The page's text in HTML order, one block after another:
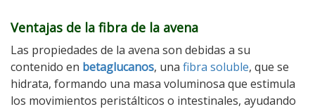
Ventajas de la fibra de la avena
Las propiedades de la avena son debidas a su
contenido en betaglucanos, una fibra soluble, que se
hidrata, formando una masa voluminosa que estimula
los movimientos peristálticos o intestinales, ayudando